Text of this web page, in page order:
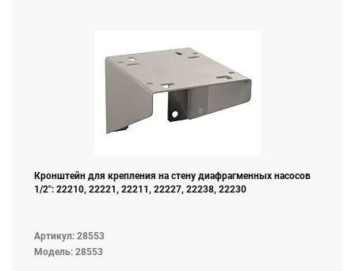
Кронштейн для крепления на стену диафрагменных насосов
1/2": 22210, 22221, 22211, 22227, 22238, 22230
Артикул: 28553
Модель: 28553